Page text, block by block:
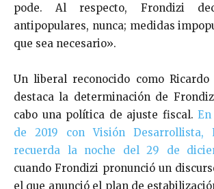
pode. Al respecto, Frondizi
antipopulares, nunca; medidas
que sea necesario».
Un liberal reconocido como
destaca la determinación de
cabo una política de ajuste fiscal.
de 2019 con Visión Desarrollista,
recuerda la noche del 29 de
cuando Frondizi pronunció un
el que anunció el plan de